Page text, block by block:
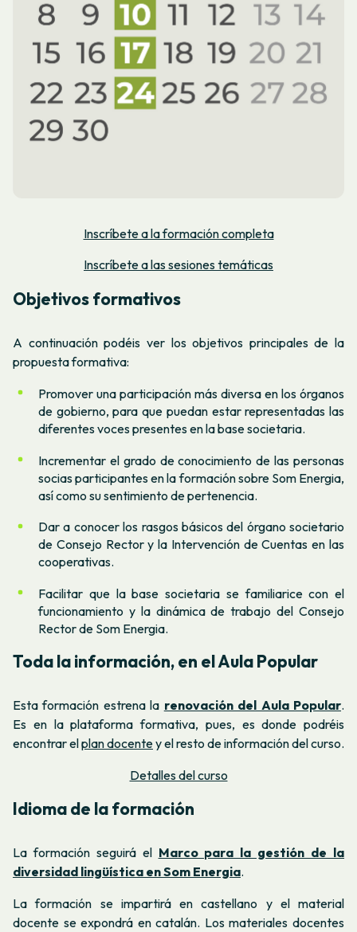
Inscríbete a la formación completa
Inscríbete a las sesiones temáticas
Objetivos formativos
A continuación podéis ver los objetivos principales de la
propuesta formativa:
Promover una participación más diversa en los órganos
de gobierno, para que puedan estar representadas las
diferentes voces presentes en la base societaria.
Incrementar el grado de conocimiento de las personas
socias participantes en la formación sobre Som Energia,
así como su sentimiento de pertenencia.
Dar a conocer los rasgos básicos del órgano societario
de Consejo Rector y la Intervención de Cuentas en las
cooperativas.
Facilitar que la base societaria se familiarice con el
funcionamiento y la dinámica de trabajo del Consejo
Rector de Som Energia.
Toda la información, en el Aula Popular
Esta formación estrena la renovación del Aula Popular.
Es en la plataforma formativa, pues, es donde podréis
encontrar elplan docentey el resto de información del curso.
Detalles del curso
Idioma de la formación
La formación seguirá el Marco para la gestión de la
diversidad lingüística en Som Energia.
La formación se impartirá en castellano y el material
docente se expondrá en catalán. Los materiales docentes